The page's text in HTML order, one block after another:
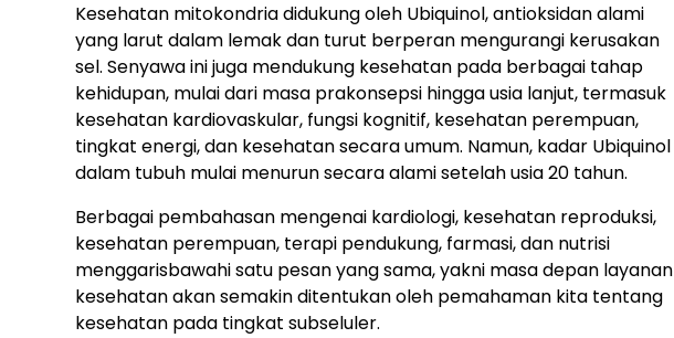
Kesehatan mitokondria didukung oleh Ubiquinol, antioksidan alami
yang larut dalam lemak dan turut berperan mengurangi kerusakan
sel. Senyawa ini juga mendukung kesehatan pada berbagai tahap
kehidupan, mulai dari masa prakonsepsi hingga usia lanjut, termasuk
kesehatan kardiovaskular, fungsi kognitif, kesehatan perempuan,
tingkat energi, dan kesehatan secara umum. Namun, kadar Ubiquinol
dalam tubuh mulai menurun secara alami setelah usia 20 tahun.
Berbagai pembahasan mengenai kardiologi, kesehatan reproduksi,
kesehatan perempuan, terapi pendukung, farmasi, dan nutrisi
menggarisbawahi satu pesan yang sama, yakni masa depan layanan
kesehatan akan semakin ditentukan oleh pemahaman kita tentang
kesehatan pada tingkat subseluler.